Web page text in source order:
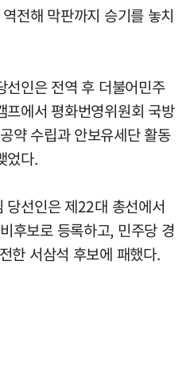
전해 막판까지 승기를 놓치
선인은 전역 후 더불어민주
프에서 평화번영위원회 국방
약 수립과 안보유세단 활동
었다.
당선인은 제22대 총선에서
후보로 등록하고, 민주당 경
한 서삼석 후보에 패했다.